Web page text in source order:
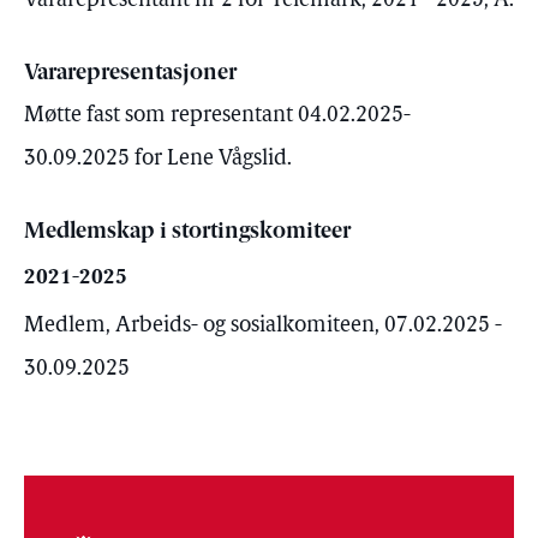
Vararepresentasjoner
Møtte fast som representant 04.02.2025-
30.09.2025 for Lene Vågslid.
Medlemskap i stortingskomiteer
2021-2025
Medlem, Arbeids- og sosialkomiteen, 07.02.2025 -
30.09.2025